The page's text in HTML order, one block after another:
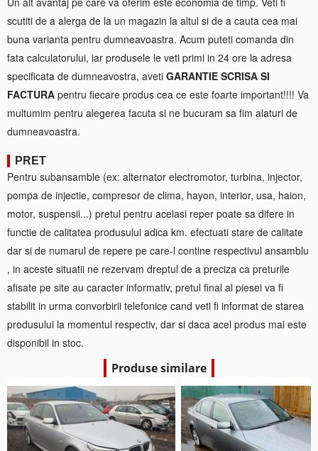
scutiti de a alerga de la un magazin la altul si de a cauta cea mai
buna varianta pentru dumneavoastra. Acum puteti comanda din
fata calculatorului, iar produsele le veti primi in 24 ore la adresa
specificata de dumneavostra, aveti GARANTIE SCRISA SI
FACTURA pentru fiecare produs cea ce este foarte important!!!! Va
multumim pentru alegerea facuta si ne bucuram sa fim alaturi de
dumneavoastra.
PRET
Pentru subansamble (ex: alternator electromotor, turbina, injector,
pompa de injectie, compresor de clima, hayon, interior, usa, haion,
motor, suspensii...) pretul pentru acelasi reper poate sa difere in
functie de calitatea produsului adica km. efectuati stare de calitate
dar si de numarul de repere pe care-l contine respectivul ansamblu
, in aceste situatii ne rezervam dreptul de a preciza ca preturile
afisate pe site au caracter informativ, pretul final al piesei va fi
stabilit in urma convorbirii telefonice cand veti fi informat de starea
produsului la momentul respectiv, dar si daca acel produs mai este
disponibil in stoc.
Produse similare